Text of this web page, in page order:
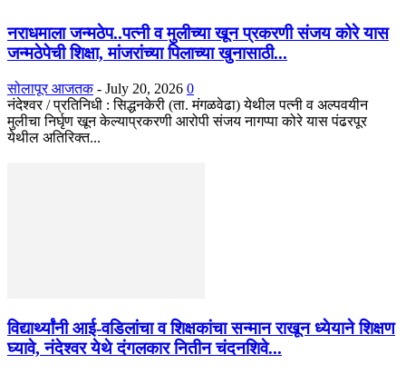
नराधमाला जन्मठेप..पत्नी व मुलीच्या खून प्रकरणी संजय कोरे यास
जन्मठेपेची शिक्षा, मांजरांच्या पिलाच्या खुनासाठी...
सोलापूर आजतक - July 20, 2026 0
नंदेश्वर / प्रतिनिधी : सिद्धनकेरी (ता. मंगळवेढा) येथील पत्नी व अल्पवयीन
मुलीचा निर्घृण खून केल्याप्रकरणी आरोपी संजय नागप्पा कोरे यास पंढरपूर
येथील अतिरिक्त...
विद्यार्थ्यांनी आई-वडिलांचा व शिक्षकांचा सन्मान राखून ध्येयाने शिक्षण
घ्यावे, नंदेश्वर येथे दंगलकार नितीन चंदनशिवे...